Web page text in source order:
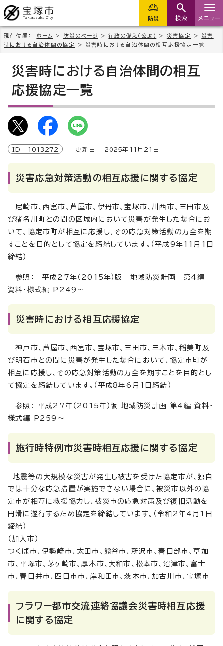
防災 検索 メニュー
現在位置： ホーム > 防災のページ >行政の備え（公助） > 災害協定 > 災害
時における自治体間の協定
> 災害時における自治体間の相互応援協定一覧
災害時における自治体間の相互
応援協定一覧
ID 1013272 更新日 2025年 11 月 21 日
災害応急対策活動の相互応援に関する協定
尼崎市、西宮市、芦屋市、伊丹市、宝塚市、川西市、三田市及
び猪名川町との間の区域内において災害が発生した場合にお
いて、協定市町が相互に応援し、その応急対策活動の万全を期
すことを目的として協定を締結しています。（平成9年11月1日
締結）
参照： 平成27年（2015年）版 地域防災計画 第4編
資料・様式編 P249～
災害時における相互応援協定
神戸市、芦屋市、西宮市、宝塚市、三田市、三木市、稲美町及
び明石市との間に災害が発生した場合において、協定市町が
相互に応援し、その応急対策活動の万全を期すことを目的とし
て協定を締結しています。（平成8年6月1日締結）
参照： 平成27年（2015年）版 地域防災計画 第4編 資料・
様式編 P259～
施行時特例市災害時相互応援に関する協定
地震等の大規模な災害が発生し被害を受けた協定市が、独自
では十分な応急措置が実施できない場合に、被災市以外の協
定市が相互に救援協力し、被災市の応急対策及び復旧活動を
円滑に遂行するため協定を締結しています。（令和2年4月1日
締結）
（加入市）
つくば市、伊勢崎市、太田市、熊谷市、所沢市、春日部市、草加
市、平塚市、茅ヶ崎市、厚木市、大和市、松本市、沼津市、富士
市、春日井市、四日市市、岸和田市、茨木市、加古川市、宝塚市
フラワー都市交流連絡協議会災害時相互応援
に関する協定